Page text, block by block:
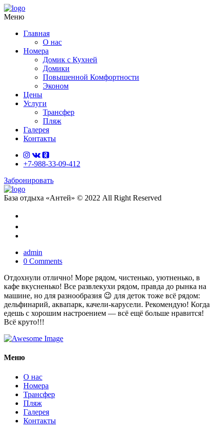
Меню
Главная
О нас
Номера
Домик с Кухней
Домики
Повышенной Комфортности
Эконом
Цены
Услуги
Трансфер
Пляж
Галерея
Контакты
+7-988-33-09-412
Забронировать
База отдыха «Антей» © 2022 All Right Reserved
admin
0 Comments
Отдохнули отлично! Море рядом, чистенько, уютненько, в
кафе вкусненько! Все развлекухи рядом, правда до рынка на
машине, но для разнообразия 😉 для деток тоже всё рядом:
дельфинарий, аквапарк, качели-карусели. Рекомендую! Когда
едешь с хорошим настроением — всё ещё больше нравится!
Всё круто!!!
Меню
О нас
Номера
Трансфер
Пляж
Галерея
Контакты